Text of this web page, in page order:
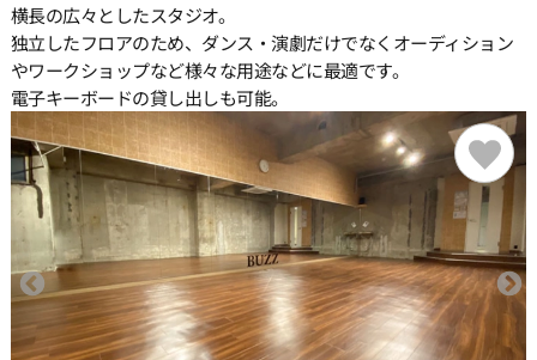
横長の広々としたスタジオ。
独立したフロアのため、ダンス・演劇だけでなくオーディション
やワークショップなど様々な用途などに最適です。
電子キーボードの貸し出しも可能。